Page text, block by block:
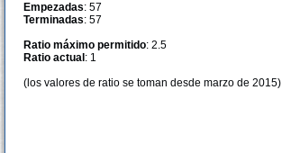
Empezadas: 57
Terminadas: 57
Ratio máximo permitido: 2.5
Ratio actual : 1
(los valores de ratio se toman desde marzo de 2015)